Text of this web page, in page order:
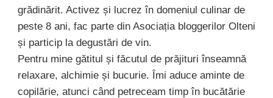
grădinărit. Activez și lucrez în domeniul culinar de
peste 8 ani, fac parte din Asociația bloggerilor Olteni
și particip la degustări de vin.
Pentru mine gătitul și făcutul de prăjituri înseamnă
relaxare, alchimie și bucurie. Îmi aduce aminte de
copilărie, atunci când petreceam timp în bucătărie